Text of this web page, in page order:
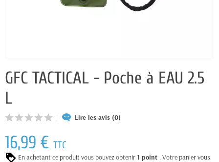
GFC TACTICAL - Poche à EAU 2.5
L
Lire les avis (0)
16,99 € TTC
En achetant ce produit vous pouvez obtenir1 point . Votre panier vous